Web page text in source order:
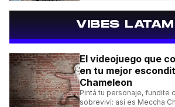
VIBES LATAM
El videojuego que
en tu mejor
Chameleon
Pintá tu personaje, fundite
sobreviví: así es Meccha